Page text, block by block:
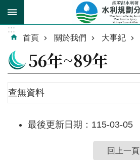
跳到主要內容區塊
進
階
搜
:::
首頁 關於我們 大事紀
56年~89年
查無資料
最後更新日期：115-03-05
回上一頁